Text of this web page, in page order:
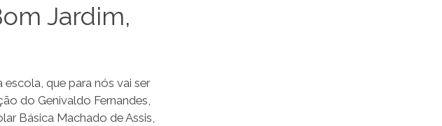
Jardim,
que para nós vai ser
do Genivaldo Fernandes,
Básica Machado de Assis,